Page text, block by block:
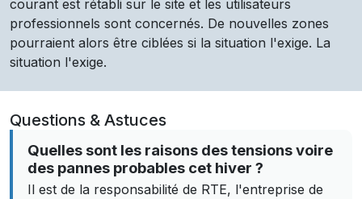
courant est rétabli sur le site et les utilisateurs
professionnels sont concernés. De nouvelles zones
pourraient alors être ciblées si la situation l'exige. La
situation l'exige.
Questions & Astuces
Quelles sont les raisons des tensions voire
des pannes probables cet hiver ?
Il est de la responsabilité de RTE, l'entreprise de